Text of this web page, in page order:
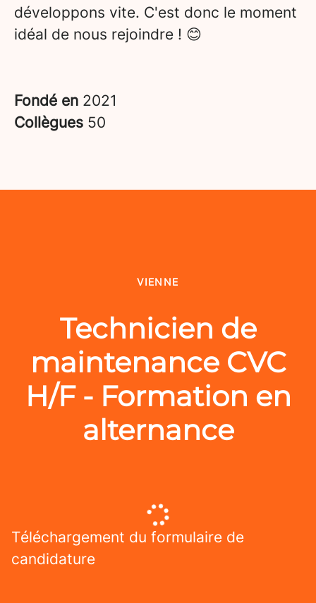
développons vite. C'est donc le moment
idéal de nous rejoindre ! 😊
Fondé en 2021
Collègues 50
VIENNE
Technicien de
maintenance CVC
H/F - Formation en
alternance
Téléchargement du formulaire de
candidature